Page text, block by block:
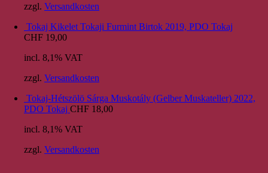
zzgl. Versandkosten
Tokaj Kikelet Tokaji Furmint Birtok 2019, PDO Tokaj
CHF 19,00
incl. 8,1% VAT
zzgl. Versandkosten
Tokaj-Hétszölö Sárga Muskotály (Gelber Muskateller) 2022,
PDO Tokaj CHF 18,00
incl. 8,1% VAT
zzgl. Versandkosten